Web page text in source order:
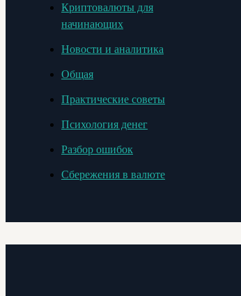
Криптовалюты для
начинающих
Новости и аналитика
Общая
Практические советы
Психология денег
Разбор ошибок
Сбережения в валюте